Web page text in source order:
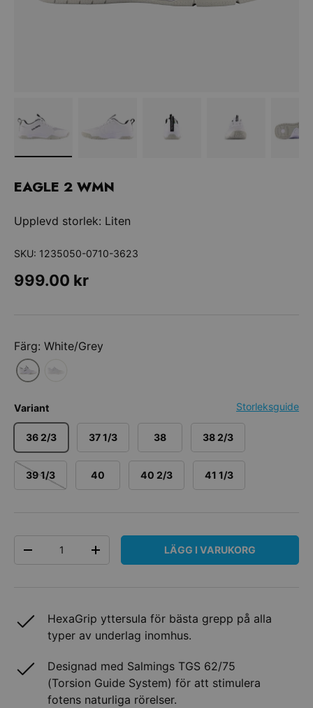
EAGLE 2 WMN
Upplevd storlek: Liten
SKU: 1235050-0710-3623
Ordinarie pris
999.00 kr
Färg: White/Grey
Variant Storleksguide
36 2/3 37 1/3 38 38 2/3
39 1/3 40 40 2/3 41 1/3
DECREASE QUANTITYINCREASE QUANTITYLÄGG I VARUKORG
HexaGrip yttersula för bästa grepp på alla
typer av underlag inomhus.
Designad med Salmings TGS 62/75
(Torsion Guide System) för att stimulera
fotens naturliga rörelser.